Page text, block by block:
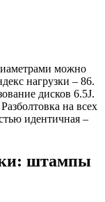
можно
нагрузки – 86.
дисков 6.5J.
на всех
идентичная –
штампы